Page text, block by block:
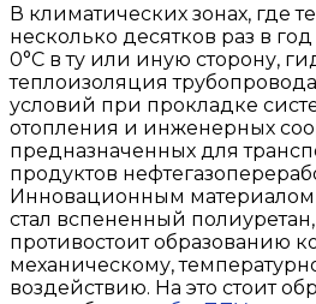
В климатических зонах, где
несколько десятков раз в
0°С в ту или иную сторону,
теплоизоляция
условий при прокладке
отопления и инженерных
предназначенных для
продуктов
Инновационным материалом
стал вспененный
противостоит образованию
механическому,
воздействию. На это стоит